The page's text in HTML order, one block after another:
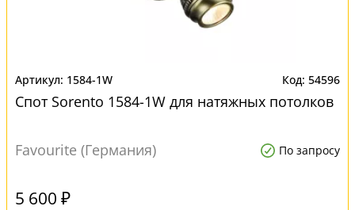
1584-1W 54596
Спот Sorento 1584-1W для натяжных потолков
Favourite (Германия) По запросу
5 600 ₽